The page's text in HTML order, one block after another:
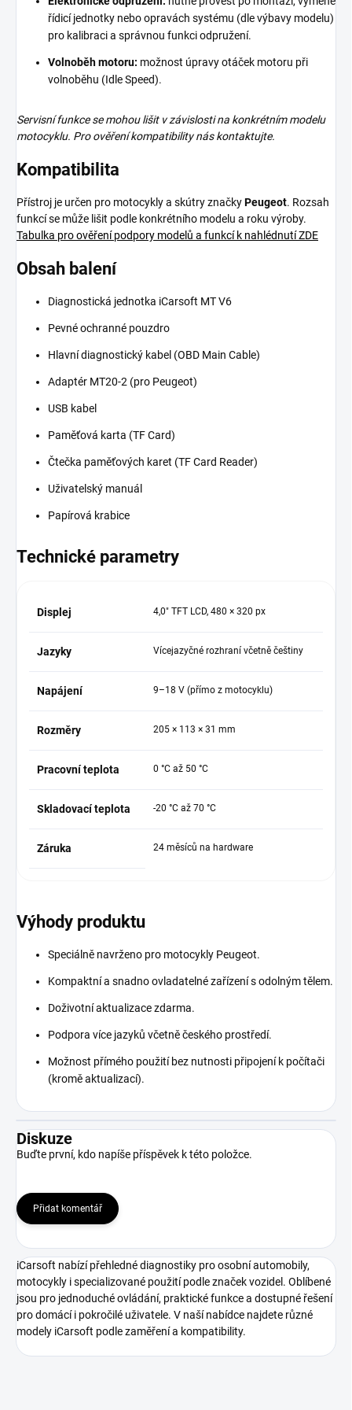
řídicí jednotky nebo opravách systému (dle výbavy modelu)
pro kalibraci a správnou funkci odpružení.
Volnoběh motoru: možnost úpravy otáček motoru při
volnoběhu (Idle Speed).
Servisní funkce se mohou lišit v závislosti na konkrétním modelu
motocyklu. Pro ověření kompatibility nás kontaktujte.
Kompatibilita
Přístroj je určen pro motocykly a skútry značkyPeugeot. Rozsah
funkcí se může lišit podle konkrétního modelu a roku výroby.
Tabulka pro ověření podpory modelů a funkcí k nahlédnutí ZDE
Obsah balení
Diagnostická jednotka iCarsoft MT V6
Pevné ochranné pouzdro
Hlavní diagnostický kabel (OBD Main Cable)
Adaptér MT20-2 (pro Peugeot)
USB kabel
Paměťová karta (TF Card)
Čtečka paměťových karet (TF Card Reader)
Uživatelský manuál
Papírová krabice
Technické parametry
Displej 4,0" TFT LCD, 480 × 320 px
Jazyky Vícejazyčné rozhraní včetně češtiny
Napájení 9–18 V (přímo z motocyklu)
Rozměry 205 × 113 × 31 mm
Pracovní teplota 0 °C až 50 °C
Skladovací teplota -20 °C až 70 °C
Záruka 24 měsíců na hardware
Výhody produktu
Speciálně navrženo pro motocykly Peugeot.
Kompaktní a snadno ovladatelné zařízení s odolným tělem.
Doživotní aktualizace zdarma.
Podpora více jazyků včetně českého prostředí.
Možnost přímého použití bez nutnosti připojení k počítači
(kromě aktualizací).
Diskuze
Buďte první, kdo napíše příspěvek k této položce.
Přidat komentář
iCarsoft nabízí přehledné diagnostiky pro osobní automobily,
motocykly i specializované použití podle značek vozidel. Oblíbené
jsou pro jednoduché ovládání, praktické funkce a dostupné řešení
pro domácí i pokročilé uživatele. V naší nabídce najdete různé
modely iCarsoft podle zaměření a kompatibility.